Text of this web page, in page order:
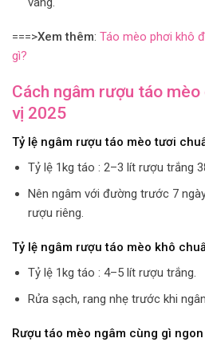
===>Xem thêm: Táo mèo phơi khô
gì?
Cách ngâm rượu táo mèo
vị 2025
Tỷ lệ ngâm rượu táo mèo tươi
Tỷ lệ 1kg táo : 2–3 lít rượu trắng
Nên ngâm với đường trước 7
rượu riêng.
Tỷ lệ ngâm rượu táo mèo khô
Tỷ lệ 1kg táo : 4–5 lít rượu trắng.
Rửa sạch, rang nhẹ trước khi
Rượu táo mèo ngâm cùng gì ngon